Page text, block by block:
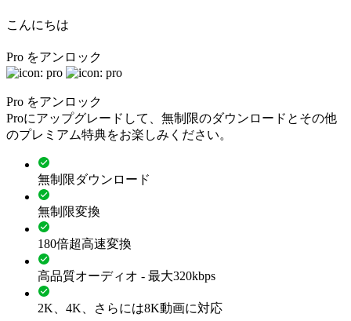
こんにちは
Pro をアンロック
Pro をアンロック
Proにアップグレードして、無制限のダウンロードとその他
のプレミアム特典をお楽しみください。
無制限ダウンロード
無制限変換
180倍超高速変換
高品質オーディオ - 最大320kbps
2K、4K、さらには8K動画に対応